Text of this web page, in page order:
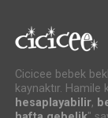
Cicicee bebek
kaynaktır. Hamile
hesaplayabilir,